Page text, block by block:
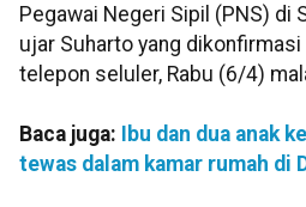
Pegawai Negeri Sipil (PNS) di
ujar Suharto yang
telepon seluler, Rabu (6/4)
Baca juga: Ibu dan dua anak
tewas dalam kamar rumah di